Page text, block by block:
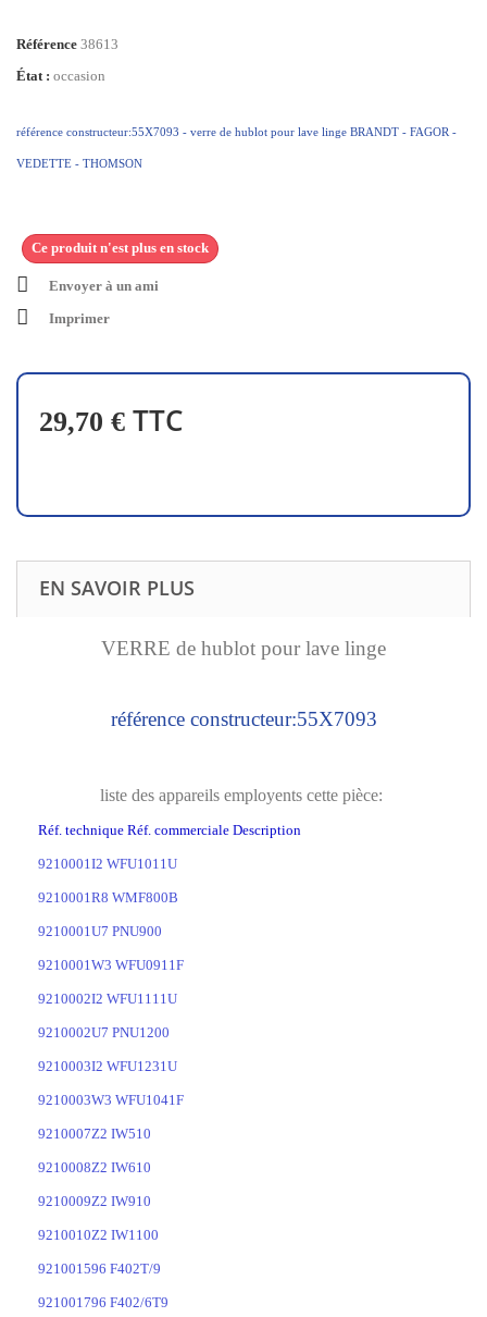
Référence 38613
État : occasion
référence constructeur:55X7093 - verre de hublot pour lave linge BRANDT - FAGOR -
VEDETTE - THOMSON
Ce produit n'est plus en stock
Envoyer à un ami
Imprimer
29,70 € TTC
EN SAVOIR PLUS
VERRE de hublot pour lave linge
référence constructeur:55X7093
liste des appareils employents cette pièce:
Réf. technique Réf. commerciale Description
9210001I2 WFU1011U
9210001R8 WMF800B
9210001U7 PNU900
9210001W3 WFU0911F
9210002I2 WFU1111U
9210002U7 PNU1200
9210003I2 WFU1231U
9210003W3 WFU1041F
9210007Z2 IW510
9210008Z2 IW610
9210009Z2 IW910
9210010Z2 IW1100
921001596 F402T/9
921001796 F402/6T9